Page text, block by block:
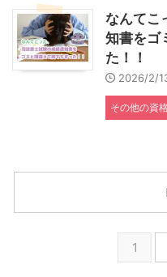
なんてこ
知書をゴ
た！！
2026/2/
その他の資
1